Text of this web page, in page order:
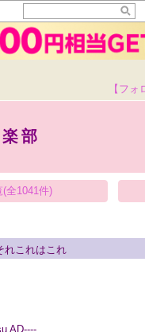
【フォ
部
(全1041件)
れこれはこれ
AD----